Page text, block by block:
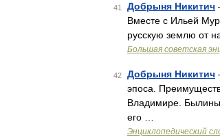
41 Добрыня Никитич
Вместе с Ильей
русскую землю от
Большая советская
42 Добрыня Никитич
эпоса.
Владимире. Былины
его …
Энциклопедический